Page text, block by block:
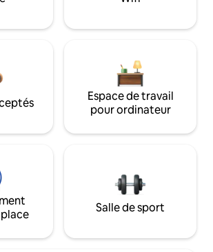
Espace de travail
pour ordinateur
Salle de sport